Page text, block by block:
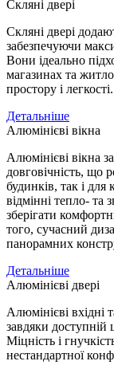
Скляні двері
Скляні двері
забезпечуючи
Вони ідеально
магазинах та
простору і легкості.
Детальніше
Алюмінієві вікна
Алюмінієві вікна
довговічність, що
будинків, так і
відмінні тепло- та
зберігати
того, сучасний
панорамних
Детальніше
Алюмінієві двері
Алюмінієві вхідні
завдяки доступній
Міцність і
нестандартної